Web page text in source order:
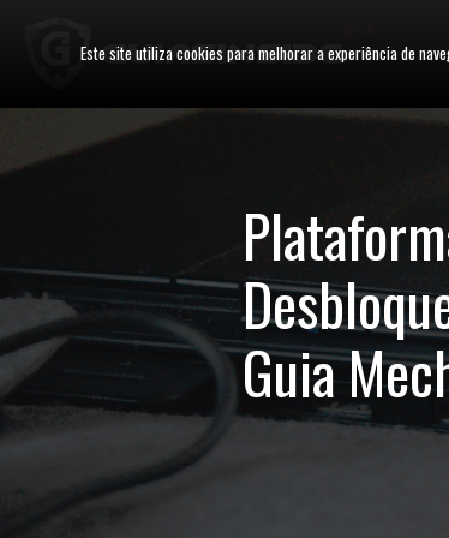
Guia
Este site utiliza cookies para melhorar a experiência de